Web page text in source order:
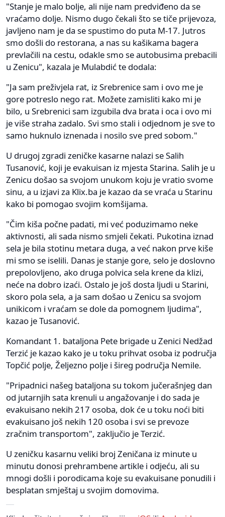
"Stanje je malo bolje, ali nije nam predviđeno da se
vraćamo dolje. Nismo dugo čekali što se tiče prijevoza,
javljeno nam je da se spustimo do puta M-17. Jutros
smo došli do restorana, a nas su kašikama bagera
prevlačili na cestu, odakle smo se autobusima prebacili
u Zenicu", kazala je Mulabdić te dodala:
"Ja sam preživjela rat, iz Srebrenice sam i ovo me je
gore potreslo nego rat. Možete zamisliti kako mi je
bilo, u Srebrenici sam izgubila dva brata i oca i ovo mi
je više straha zadalo. Svi smo stali i odjednom je sve to
samo huknulo iznenada i nosilo sve pred sobom."
U drugoj zgradi zeničke kasarne nalazi se Salih
Tusanović, koji je evakuisan iz mjesta Starina. Salih je u
Zenicu došao sa svojom unukom koju je vratio svome
sinu, a u izjavi za Klix.ba je kazao da se vraća u Starinu
kako bi pomogao svojim komšijama.
"Čim kiša počne padati, mi već poduzimamo neke
aktivnosti, ali sada nismo smjeli čekati. Pukotina iznad
sela je bila stotinu metara duga, a već nakon prve kiše
mi smo se iselili. Danas je stanje gore, selo je doslovno
prepolovljeno, ako druga polvica sela krene da klizi,
neće na dobro izaći. Ostalo je još dosta ljudi u Starini,
skoro pola sela, a ja sam došao u Zenicu sa svojom
unikicom i vraćam se dole da pomognem ljudima",
kazao je Tusanović.
Komandant 1. bataljona Pete brigade u Zenici Nedžad
Terzić je kazao kako je u toku prihvat osoba iz područja
Topčić polje, Željezno polje i šireg područja Nemile.
"Pripadnici našeg bataljona su tokom jučerašnjeg dan
od jutarnjih sata krenuli u angažovanje i do sada je
evakuisano nekih 217 osoba, dok će u toku noći biti
evakuisano još nekih 120 osoba i svi se prevoze
zračnim transportom", zaključio je Terzić.
U zeničku kasarnu veliki broj Zeničana iz minute u
minutu donosi prehrambene artikle i odjeću, ali su
mnogi došli i porodicama koje su evakuisane ponudili i
besplatan smještaj u svojim domovima.